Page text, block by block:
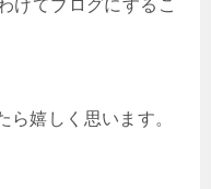
けてブログにするこ
嬉しく思います。